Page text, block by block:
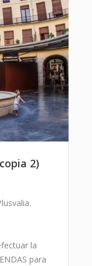
encuentra
de
de Vega
una
del
de la
plaza
2)
la
para